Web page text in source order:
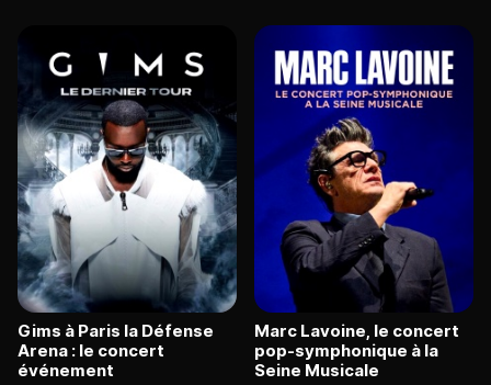
Gims à Paris la Défense
Arena : le concert
événement
Marc Lavoine, le concert
pop-symphonique à la
Seine Musicale